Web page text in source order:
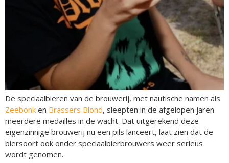
De speciaalbieren van de brouwerij, met nautische namen als
Zeebonk en Brassers Blond, sleepten in de afgelopen jaren
meerdere medailles in de wacht. Dat uitgerekend deze
eigenzinnige brouwerij nu een pils lanceert, laat zien dat de
biersoort ook onder speciaalbierbrouwers weer serieus
wordt genomen.